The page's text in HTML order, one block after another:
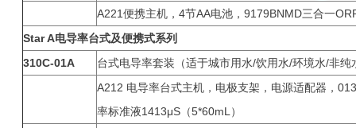
A221便携主机，4节AA电池，9179BNMD三合一
Star A电导率台式及便携式系列
310C-01A
台式电导率套装（适于城市用水/饮用水/环境水/非纯
A212 电导率台式主机，电极支架，电源适配器，
率标准液1413μS（5*60mL）